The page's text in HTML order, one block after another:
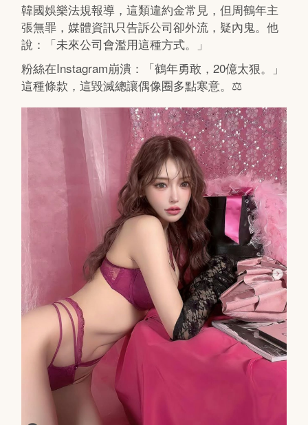
韓國娛樂法規報導，這類違約金常見，但周鶴年主
張無罪，媒體資訊只告訴公司卻外流，疑內鬼。他
說：「未來公司會濫用這種方式。」
粉絲在Instagram崩潰：「鶴年勇敢，20億太狠。」
這種條款，這毀滅總讓偶像圈多點寒意。⚖